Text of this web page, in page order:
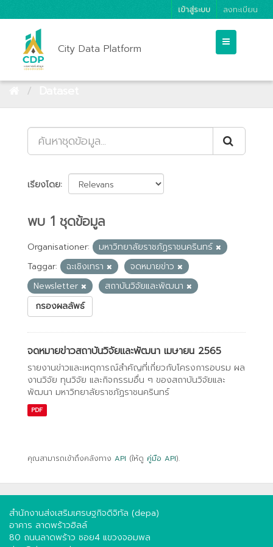
เข้าสู่ระบบ ลงทะเบียน
City Data Platform
เรียงโดย
พบ 1 ชุดข้อมูล
Organisationer:
มหาวิทยาลัยราชภัฏราชนครินทร์
Taggar:
ฉะเชิงเทรา
จดหมายข่าว
Newsletter
สถาบันวิจัยและพัฒนา
กรองผลลัพธ์
จดหมายข่าวสถาบันวิจัยและพัฒนา เมษายน 2565
รายงานข่าวและเหตุการณ์สำคัญที่เกี่ยวกับโครงการอบรม ผล
งานวิจัย ทุนวิจัย และกิจกรรมอื่น ๆ ของสถาบันวิจัยและ
พัฒนา มหาวิทยาลัยราชภัฏราชนครินทร์
PDF
คุณสามารถเข้าถึงคลังทาง API (ให้ดู คู่มือ API).
สำนักงานส่งเสริมเศรษฐกิจดิจิทัล (depa)
อาคาร ลาดพร้าวฮิลล์
80 ถนนลาดพร้าว ซอย4 แขวงจอมพล